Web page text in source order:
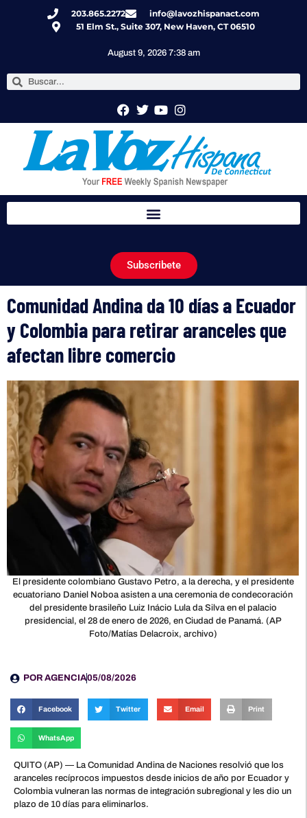
203.865.2272
info@lavozhispanact.com
51 Elm St., Suite 307, New Haven, CT 06510
August 9, 2026 7:38 am
Subscribete
Comunidad Andina da 10 días a Ecuador
y Colombia para retirar aranceles que
afectan libre comercio
El presidente colombiano Gustavo Petro, a la derecha, y el presidente
ecuatoriano Daniel Noboa asisten a una ceremonia de condecoración
del presidente brasileño Luiz Inácio Lula da Silva en el palacio
presidencial, el 28 de enero de 2026, en Ciudad de Panamá. (AP
Foto/Matías Delacroix, archivo)
POR AGENCIA05/08/2026
Facebook Twitter Email Print
WhatsApp
QUITO (AP) — La Comunidad Andina de Naciones resolvió que los
aranceles recíprocos impuestos desde inicios de año por Ecuador y
Colombia vulneran las normas de integración subregional y les dio un
plazo de 10 días para eliminarlos.